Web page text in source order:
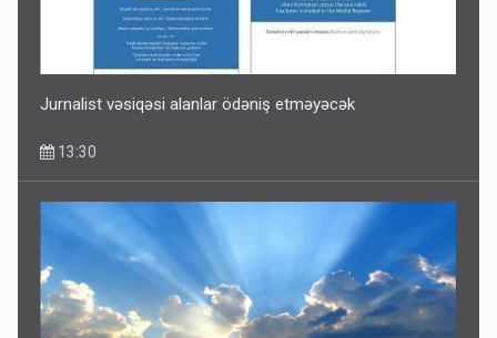
Jurnalist vəsiqəsi alanlar ödəniş etməyəcək
13:30